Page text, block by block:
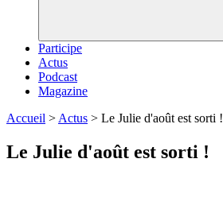
Participe
Actus
Podcast
Magazine
Accueil > Actus > Le Julie d'août est sorti !
Le Julie d'août est sorti !